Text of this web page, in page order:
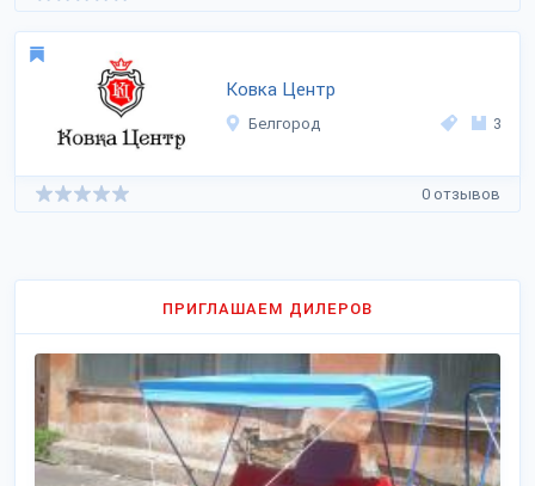
Ковка Центр
Белгород 3
0 отзывов
ПРИГЛАШАЕМ ДИЛЕРОВ